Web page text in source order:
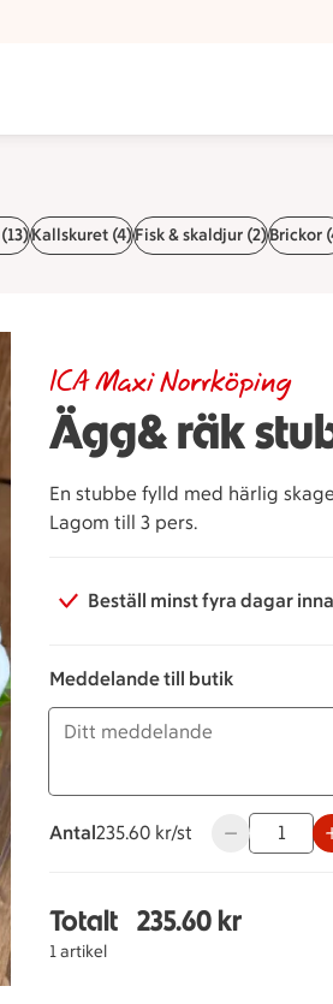
Kallskuret (4)Fisk & skaldjur (2)Brickor
Ägg& räk
ICA Maxi Norrköping
En stubbe fylld med härlig
Lagom till 3 pers.
Beställ minst fyra dagar
Meddelande till butik
Antal
235.60 kronor styck
235.60 kr/st Använd
Totalt
1 artikel
Totalt 1 stycken Ägg&
235.60 kr